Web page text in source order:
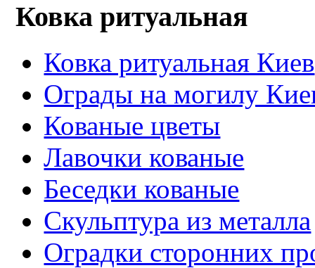
Ковка ритуальная
Ковка ритуальная Киев
Ограды на могилу
Кованые цветы
Лавочки кованые
Беседки кованые
Скульптура из металла
Оградки сторонних